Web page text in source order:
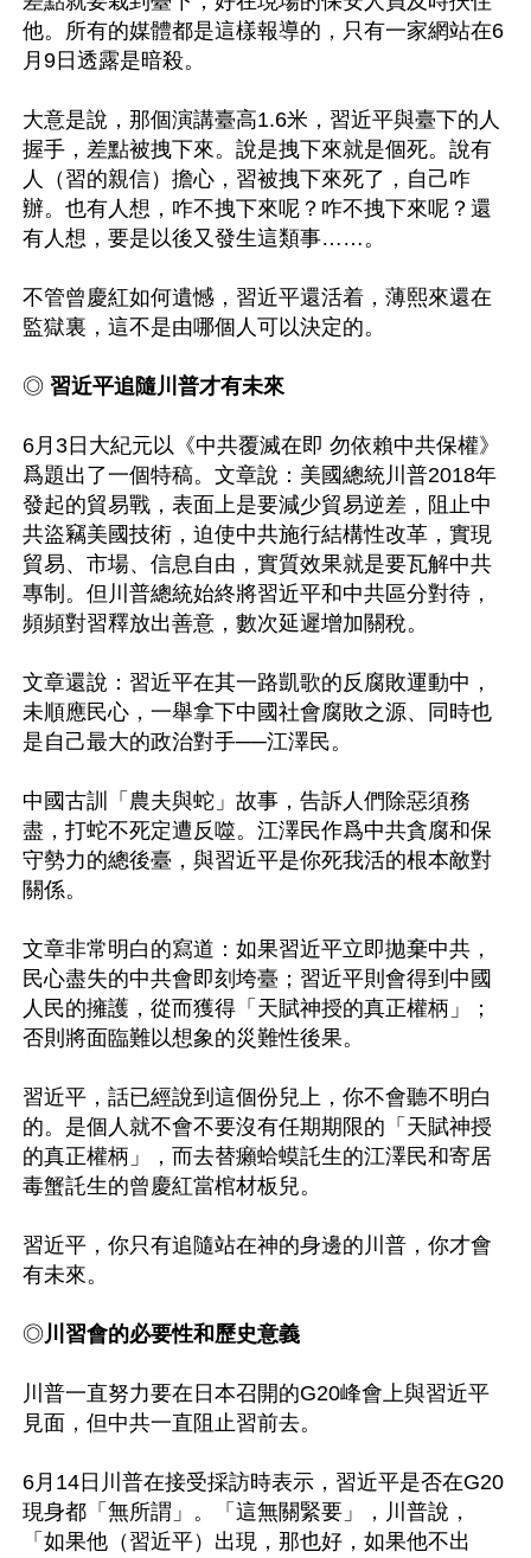
他。所有的媒體都是這樣報導的，只有一家網站在6
月9日透露是暗殺。
大意是說，那個演講臺高1.6米，習近平與臺下的人
握手，差點被拽下來。說是拽下來就是個死。說有
人（習的親信）擔心，習被拽下來死了，自己咋
辦。也有人想，咋不拽下來呢？咋不拽下來呢？還
有人想，要是以後又發生這類事……。
不管曾慶紅如何遺憾，習近平還活着，薄熙來還在
監獄裏，這不是由哪個人可以決定的。
◎ 習近平追隨川普才有未來
6月3日大紀元以《中共覆滅在即 勿依賴中共保權》
爲題出了一個特稿。文章說：美國總統川普2018年
發起的貿易戰，表面上是要減少貿易逆差，阻止中
共盜竊美國技術，迫使中共施行結構性改革，實現
貿易、市場、信息自由，實質效果就是要瓦解中共
專制。但川普總統始終將習近平和中共區分對待，
頻頻對習釋放出善意，數次延遲增加關稅。
文章還說：習近平在其一路凱歌的反腐敗運動中，
未順應民心，一舉拿下中國社會腐敗之源、同時也
是自己最大的政治對手──江澤民。
中國古訓「農夫與蛇」故事，告訴人們除惡須務
盡，打蛇不死定遭反噬。江澤民作爲中共貪腐和保
守勢力的總後臺，與習近平是你死我活的根本敵對
關係。
文章非常明白的寫道：如果習近平立即拋棄中共，
民心盡失的中共會即刻垮臺；習近平則會得到中國
人民的擁護，從而獲得「天賦神授的真正權柄」；
否則將面臨難以想象的災難性後果。
習近平，話已經說到這個份兒上，你不會聽不明白
的。是個人就不會不要沒有任期期限的「天賦神授
的真正權柄」，而去替癩蛤蟆託生的江澤民和寄居
毒蟹託生的曾慶紅當棺材板兒。
習近平，你只有追隨站在神的身邊的川普，你才會
有未來。
◎川習會的必要性和歷史意義
川普一直努力要在日本召開的G20峰會上與習近平
見面，但中共一直阻止習前去。
6月14日川普在接受採訪時表示，習近平是否在G20
現身都「無所謂」。「這無關緊要」，川普說，
「如果他（習近平）出現，那也好，如果他不出